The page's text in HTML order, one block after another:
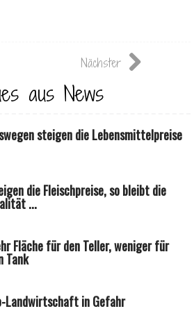
Nächster
aus News
steigen die Lebensmittelpreise
die Fleischpreise, so bleibt die
...
Fläche für den Teller, weniger für
Tank
Landwirtschaft in Gefahr